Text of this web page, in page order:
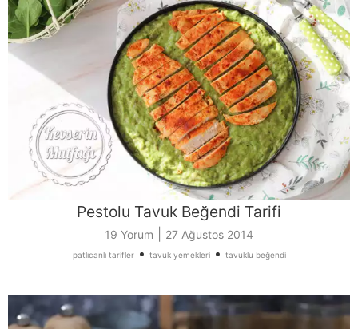
Pestolu Tavuk Beğendi Tarifi
19 Yorum 27 Ağustos 2014
patlıcanlı tarifler• tavuk yemekleri• tavuklu beğendi